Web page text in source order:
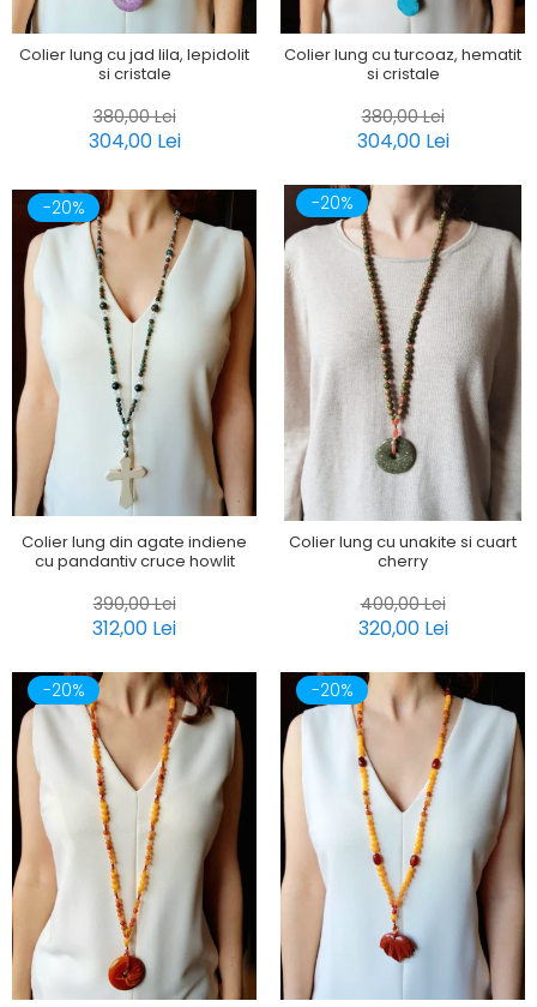
Colier lung cu jad lila, lepidolit
si cristale
380,00 Lei
304,00 Lei
Colier lung cu turcoaz, hematit
si cristale
380,00 Lei
304,00 Lei
-20%
Colier lung din agate indiene
cu pandantiv cruce howlit
390,00 Lei
312,00 Lei
-20%
Colier lung cu unakite si cuart
cherry
400,00 Lei
320,00 Lei
-20% -20%